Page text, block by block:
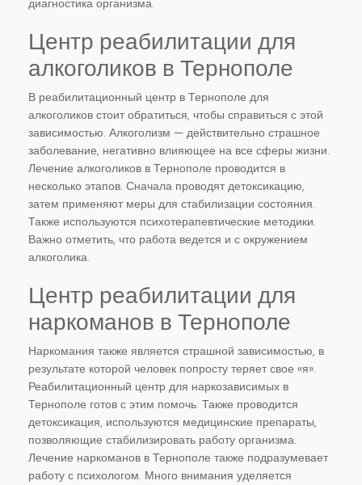
диагностика организма.
Центр реабилитации для
алкоголиков в Тернополе
В реабилитационный центр в Тернополе для
алкоголиков стоит обратиться, чтобы справиться с этой
зависимостью. Алкоголизм — действительно страшное
заболевание, негативно влияющее на все сферы жизни.
Лечение алкоголиков в Тернополе проводится в
несколько этапов. Сначала проводят детоксикацию,
затем применяют меры для стабилизации состояния.
Также используются психотерапевтические методики.
Важно отметить, что работа ведется и с окружением
алкоголика.
Центр реабилитации для
наркоманов в Тернополе
Наркомания также является страшной зависимостью, в
результате которой человек попросту теряет свое «я».
Реабилитационный центр для наркозависимых в
Тернополе готов с этим помочь. Также проводится
детоксикация, используются медицинские препараты,
позволяющие стабилизировать работу организма.
Лечение наркоманов в Тернополе также подразумевает
работу с психологом. Много внимания уделяется